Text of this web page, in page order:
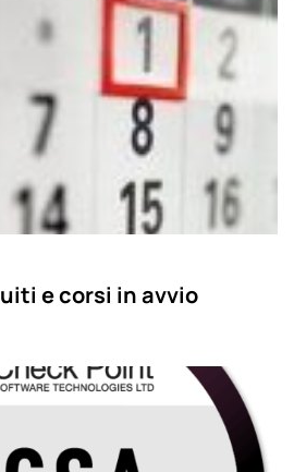
e corsi in avvio